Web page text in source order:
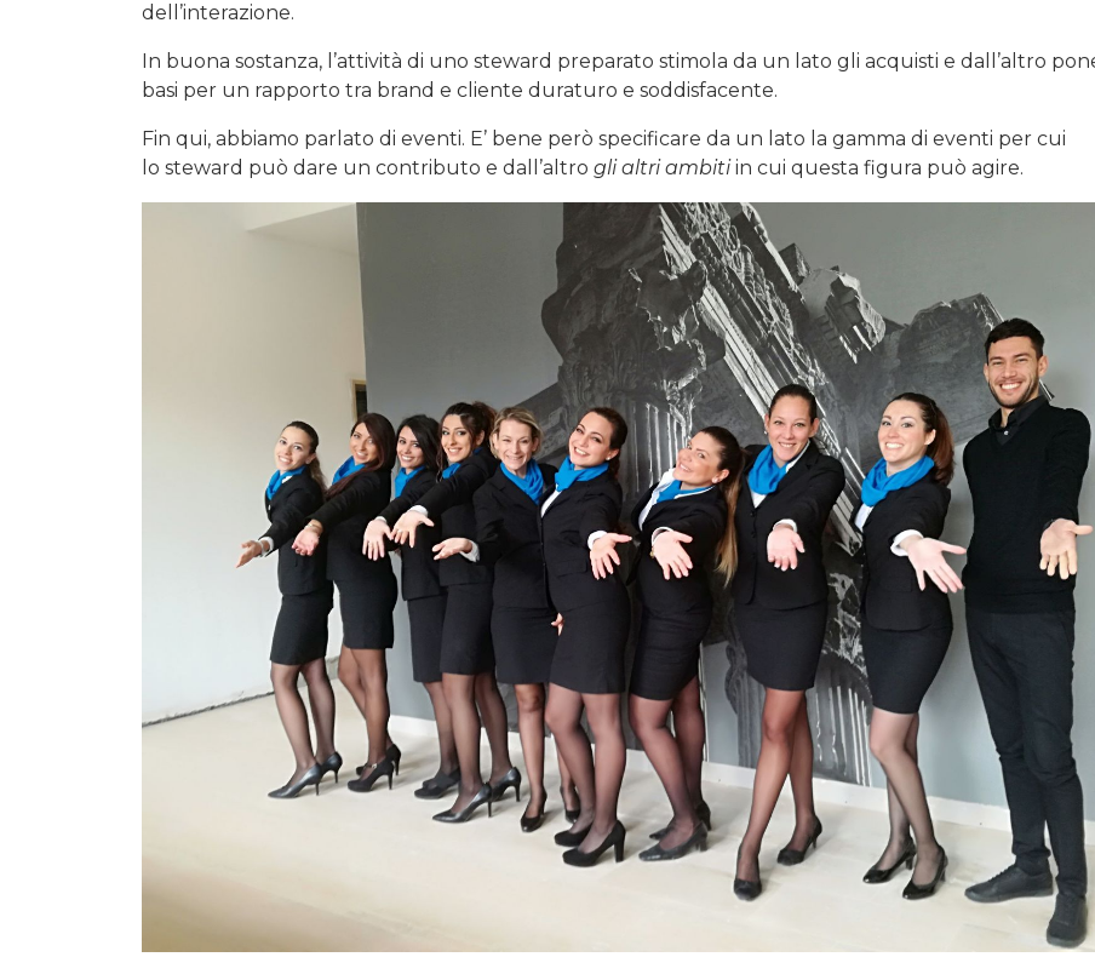
dell’interazione.
In buona sostanza, l’attività di uno steward preparato stimola da un lato gli acquisti e dall’altro
basi per un rapporto tra brand e cliente duraturo e soddisfacente.
Fin qui, abbiamo parlato di eventi. E’ bene però specificare da un lato la gamma di eventi per cui
lo steward può dare un contributo e dall’altro gli altri ambitiin cui questa figura può agire.